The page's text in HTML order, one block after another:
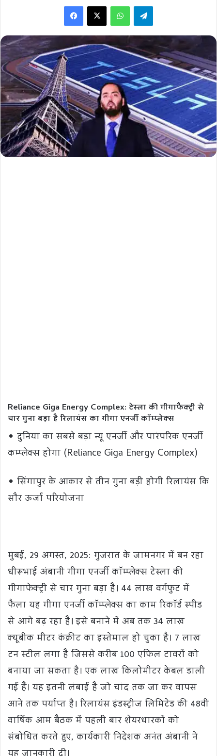
WhatsAppTelegram
Reliance Giga Energy Complex: टेस्ला की गीगाफैक्ट्री से
चार गुना बड़ा है रिलायंस का गीगा एनर्जी कॉम्प्लेक्स
• दुनिया का सबसे बड़ा न्यू एनर्जी और पारंपरिक एनर्जी
कम्प्लेक्स होगा (Reliance Giga Energy Complex)
• सिंगापुर के आकार से तीन गुना बड़ी होगी रिलायंस कि
सौर ऊर्जा परियोजना
मुंबई, 29 अगस्त, 2025: गुजरात के जामनगर में बन रहा
धीरूभाई अंबानी गीगा एनर्जी कॉम्प्लेक्स टेस्ला की
गीगाफेक्ट्री से चार गुना बड़ा है। 44 लाख वर्गफुट में
फैला यह गीगा एनर्जी कॉम्प्लेक्स का काम रिकॉर्ड स्पीड
से आगे बढ़ रहा है। इसे बनाने में अब तक 34 लाख
क्यूबीक मीटर कंक्रीट का इस्तेमाल हो चुका है। 7 लाख
टन स्टील लगा है जिससे करीब 100 एफिल टावरों को
बनाया जा सकता है। एक लाख किलोमीटर केबल डाली
गई हैं। यह इतनी लंबाई है जो चांद तक जा कर वापस
आने तक पर्याप्त है। रिलायंस इंडस्ट्रीज लिमिटेड की 48वीं
वार्षिक आम बैठक में पहली बार शेयरधारकों को
संबोधित करते हुए, कार्यकारी निदेशक अनंत अंबानी ने